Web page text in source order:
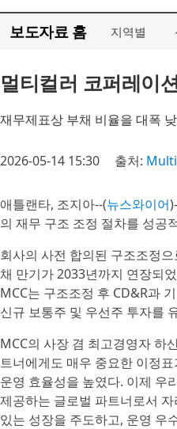
보도자료 홈 지역별
멀티컬러 코퍼레이
재무제표상 부채 비율을 대폭
2026-05-14 15:30 출처:
애틀랜타, 조지아--(뉴스와이어
의 재무 구조 조정 절차를 성공
회사의 사전 합의된 구조조정
채 만기가 2033년까지 연장되
MCC는 구조조정 후 CD&R과
신규 보통주 및 우선주 투자를
MCC의 사장 겸 최고경영자 하
트너에게도 매우 중요한 이정
운영 효율성을 높였다. 이제 우
제공하는 글로벌 파트너로서
있는 성장을 주도하고, 운영 우